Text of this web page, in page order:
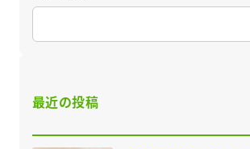
最近の投稿